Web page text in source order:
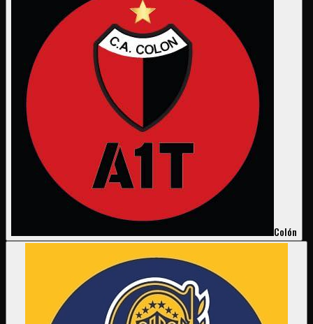
Colón